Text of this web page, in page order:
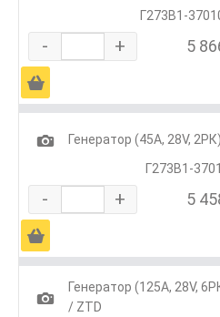
Г273В1-
- + 5
Ä
1
Генератор (45А, 28V,
Г273В1-
- + 5
Ä
1
Генератор (125А, 28V,
/ ZTD